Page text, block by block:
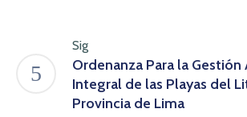
Sig
Ordenanza Para la
Integral de las Playas del
Provincia de Lima